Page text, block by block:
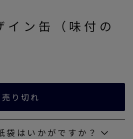
イン缶（味付の
売り切れ
袋はいかがですか？